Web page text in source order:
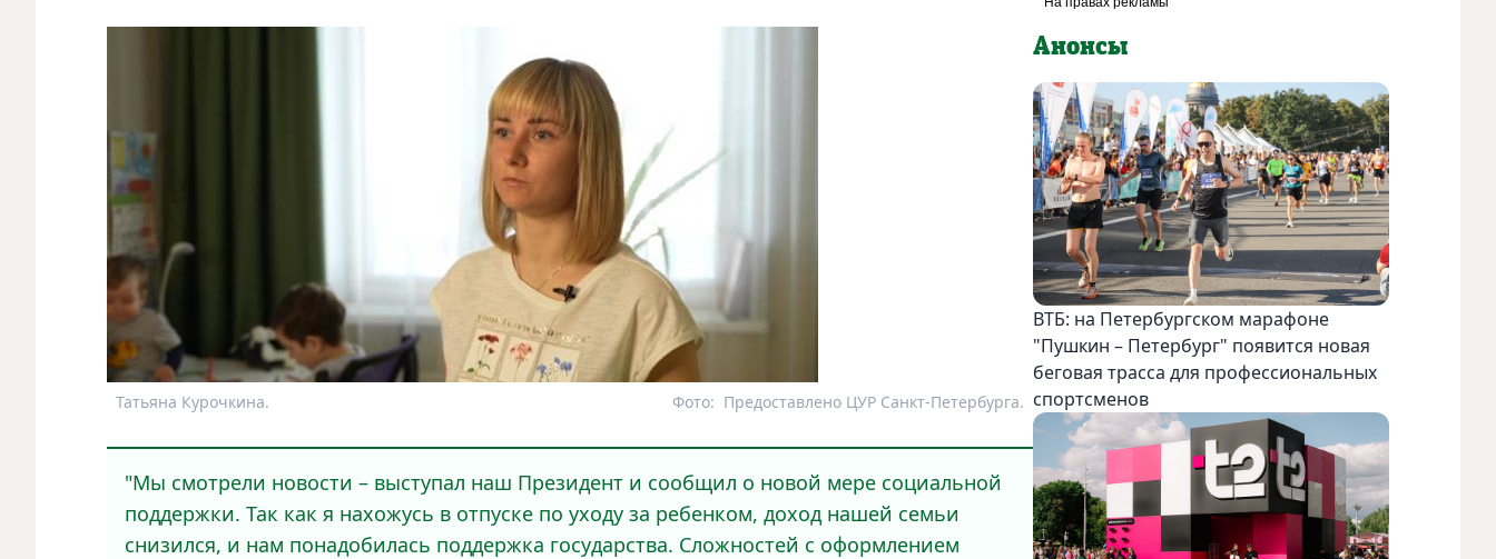
Татьяна Курочкина. Предоставлено ЦУР Санкт-Петербурга.
Фото:
"Мы смотрели новости – выступал наш Президент и сообщил о новой мере социальной
поддержки. Так как я нахожусь в отпуске по уходу за ребенком, доход нашей семьи
снизился, и нам понадобилась поддержка государства. Сложностей с оформлением
Анонсы
ВТБ: на Петербургском марафоне
"Пушкин – Петербург" появится новая
беговая трасса для профессиональных
спортсменов